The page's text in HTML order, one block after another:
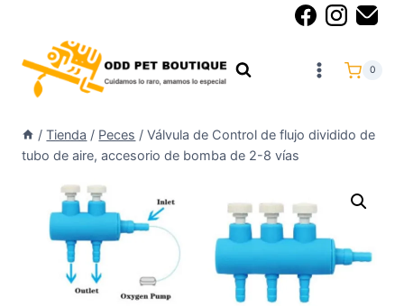
0
/ Tienda / Peces / Válvula de Control de flujo dividido de
tubo de aire, accesorio de bomba de 2-8 vías